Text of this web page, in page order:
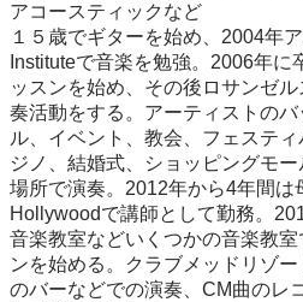
アコースティックなど
１５歳でギターを始め、2004年
Instituteで音楽を勉強。2006年に
ッスンを始め、その後ロサンゼ
奏活動をする。アーティストの
ル、イベント、教会、フェステ
ジノ、結婚式、ショッピングモ
場所で演奏。2012年から4年間は
Hollywoodで講師として勤務。
音楽教室などいくつかの音楽教
ンを始める。クラブメッドリゾ
のバーなどでの演奏、CM曲のレ